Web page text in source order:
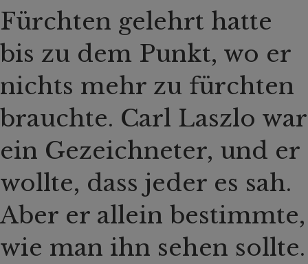
Fürchten gelehrt hatte
bis zu dem Punkt, wo er
nichts mehr zu fürchten
brauchte. Carl Laszlo war
ein Gezeichneter, und er
wollte, dass jeder es sah.
Aber er allein bestimmte,
wie man ihn sehen sollte.